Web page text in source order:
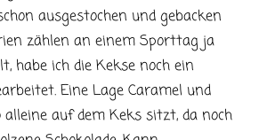
ausgestochen und gebacken
zählen an einem Sporttag ja
habe ich die Kekse noch ein
Eine Lage Caramel und
auf dem Keks sitzt, da noch